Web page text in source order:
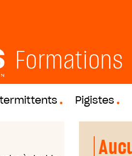
Formations
Pigistes